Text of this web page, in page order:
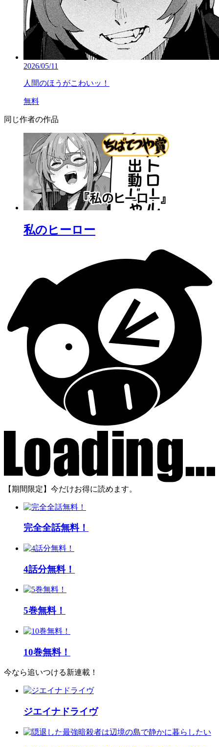
2026/05/11
人間のほうがこわいッ！
無料
同じ作者の作品
私のヒーロー
【期間限定】今だけお得に読めます。
完全全話無料！
4話分無料！
5巻無料！
10巻無料！
今なら追いつける新連載！
ジエイナドライヴ